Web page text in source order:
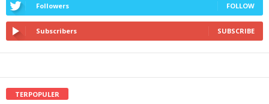
Followers FOLLOW
Subscribers SUBSCRIBE
TERPOPULER